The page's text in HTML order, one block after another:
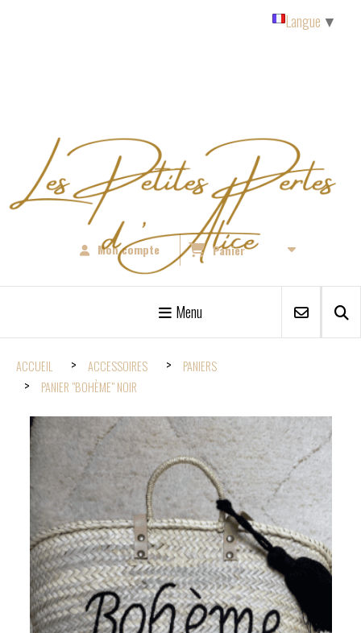
Mon compte Panier
Menu
ACCUEIL ACCESSOIRES
PANIERS
PANIER "BOHÈME" NOIR
Langue ▼